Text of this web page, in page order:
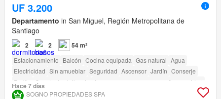
UF 3.200
Departamento in San Miguel, Región Metropolitana de
Santiago
2 2 54 m²
Estacionamiento Balcón Cocina equipada Gas natural Agua
Electricidad Sin amueblar Seguridad Ascensor Jardín Conserje
Parilla
Caseta de vigilancia Acceso para personas con discapacidad
Hace 7 días
SOGNO PROPIEDADES SPA